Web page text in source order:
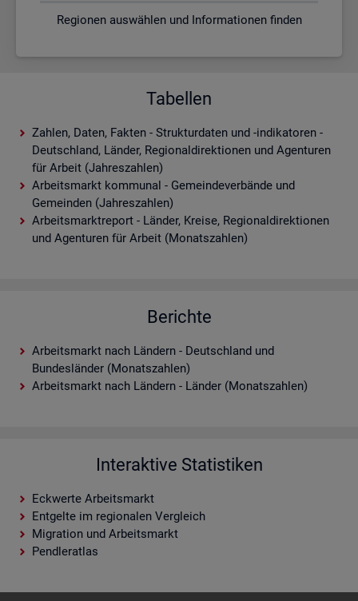
Regionen auswählen und Informationen finden
Tabellen
Zahlen, Daten, Fakten - Strukturdaten und -indikatoren -
Deutschland, Länder, Regionaldirektionen und Agenturen
für Arbeit (Jahreszahlen)
Arbeitsmarkt kommunal - Gemeindeverbände und
Gemeinden (Jahreszahlen)
Arbeitsmarktreport - Länder, Kreise, Regionaldirektionen
und Agenturen für Arbeit (Monatszahlen)
Berichte
Arbeitsmarkt nach Ländern - Deutschland und
Bundesländer (Monatszahlen)
Arbeitsmarkt nach Ländern - Länder (Monatszahlen)
Interaktive Statistiken
Eckwerte Arbeitsmarkt
Entgelte im regionalen Vergleich
Migration und Arbeitsmarkt
Pendleratlas